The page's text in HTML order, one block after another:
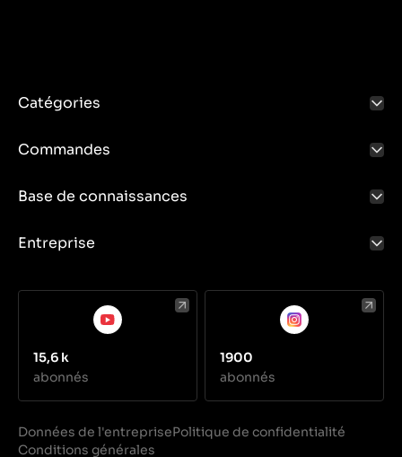
Catégories
Commandes
Base de connaissances
Entreprise
15,6 k
abonnés
1900
abonnés
Données de l'entreprisePolitique de confidentialité
Conditions générales